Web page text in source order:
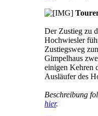
Der Zustieg zu
Hochwiesler
Zustiegsweg
Gimpelhaus
einigen Kehren
Ausläufer des
Beschreibung
hier.